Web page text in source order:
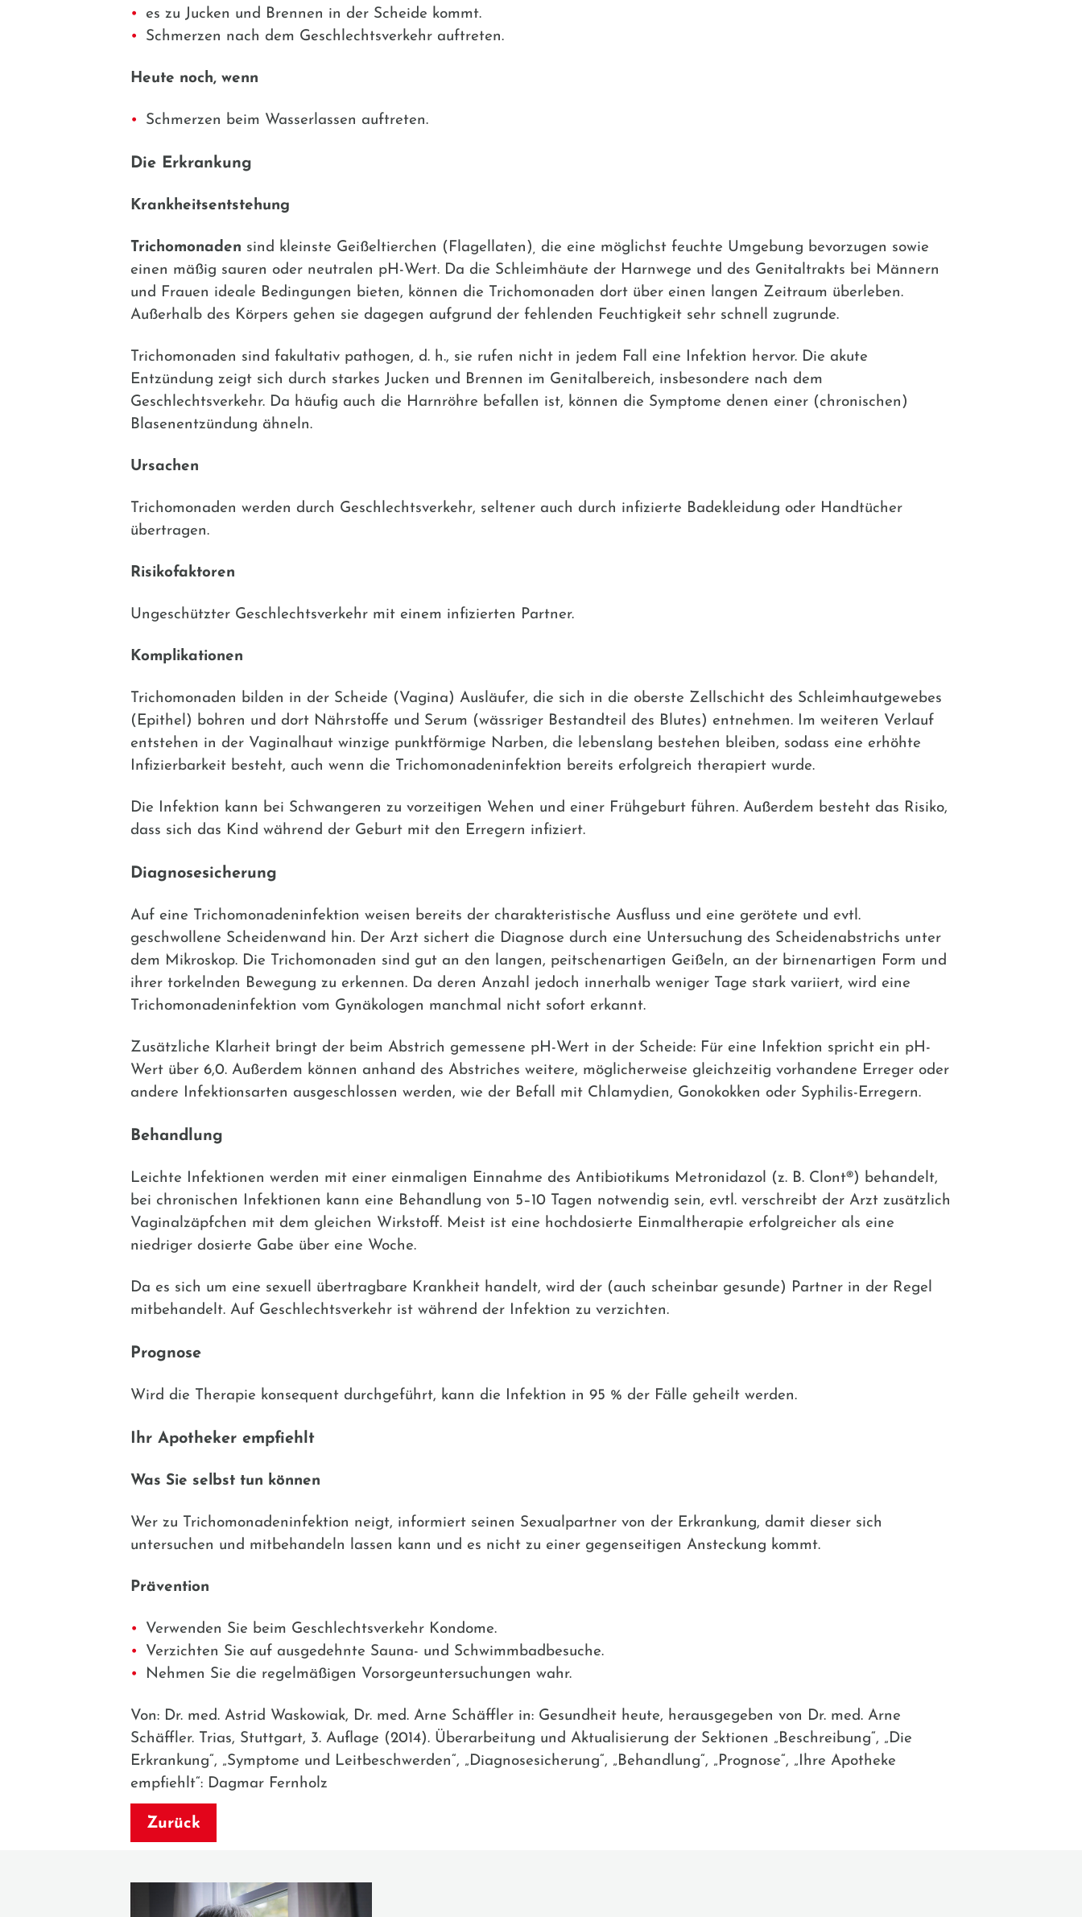
es zu Jucken und Brennen in der Scheide kommt.
Schmerzen nach dem Geschlechtsverkehr auftreten.
Heute noch, wenn
Schmerzen beim Wasserlassen auftreten.
Die Erkrankung
Krankheitsentstehung
Trichomonaden sind kleinste Geißeltierchen (Flagellaten)
die eine möglichst feuchte Umgebung bevorzugen sowie
einen mäßig sauren oder neutralen pH-Wert. Da die Schleimhäute der Harnwege und des Genitaltrakts bei Männern
und Frauen ideale Bedingungen bieten, können die Trichomonaden dort über einen langen Zeitraum überleben.
Außerhalb des Körpers gehen sie dagegen aufgrund der fehlenden Feuchtigkeit sehr schnell zugrunde.
Trichomonaden sind fakultativ pathogen, d. h., sie rufen nicht in jedem Fall eine Infektion hervor. Die akute
Entzündung zeigt sich durch starkes Jucken und Brennen im Genitalbereich, insbesondere nach dem
Geschlechtsverkehr. Da häufig auch die Harnröhre befallen ist, können die Symptome denen einer (chronischen)
Blasenentzündung ähneln.
Ursachen
Trichomonaden werden durch Geschlechtsverkehr, seltener auch durch infizierte Badekleidung oder Handtücher
übertragen.
Risikofaktoren
Ungeschützter Geschlechtsverkehr mit einem infizierten Partner.
Komplikationen
Trichomonaden bilden in der Scheide (Vagina) Ausläufer, die sich in die oberste Zellschicht des Schleimhautgewebes
(Epithel) bohren und dort Nährstoffe und Serum (wässriger Bestandteil des Blutes) entnehmen. Im weiteren Verlauf
entstehen in der Vaginalhaut winzige punktförmige Narben, die lebenslang bestehen bleiben, sodass eine erhöhte
Infizierbarkeit besteht, auch wenn die Trichomonadeninfektion bereits erfolgreich therapiert wurde.
Die Infektion kann bei Schwangeren zu vorzeitigen Wehen und einer Frühgeburt führen. Außerdem besteht das Risiko,
dass sich das Kind während der Geburt mit den Erregern infiziert.
Diagnosesicherung
Auf eine Trichomonadeninfektion weisen bereits der charakteristische Ausfluss und eine gerötete und evtl.
geschwollene Scheidenwand hin. Der Arzt sichert die Diagnose durch eine Untersuchung des Scheidenabstrichs unter
dem Mikroskop. Die Trichomonaden sind gut an den langen, peitschenartigen Geißeln, an der birnenartigen Form und
ihrer torkelnden Bewegung zu erkennen. Da deren Anzahl jedoch innerhalb weniger Tage stark variiert, wird eine
Trichomonadeninfektion vom Gynäkologen manchmal nicht sofort erkannt.
Zusätzliche Klarheit bringt der beim Abstrich gemessene pH-Wert in der Scheide: Für eine Infektion spricht ein pH-
Wert über 6,0. Außerdem können anhand des Abstriches weitere, möglicherweise gleichzeitig vorhandene Erreger oder
andere Infektionsarten ausgeschlossen werden, wie der Befall mit Chlamydien, Gonokokken oder Syphilis-Erregern.
Behandlung
Leichte Infektionen werden mit einer einmaligen Einnahme des Antibiotikums Metronidazol (z. B. Clont®) behandelt,
bei chronischen Infektionen kann eine Behandlung von 5–10 Tagen notwendig sein, evtl. verschreibt der Arzt zusätzlich
Vaginalzäpfchen mit dem gleichen Wirkstoff. Meist ist eine hochdosierte Einmaltherapie erfolgreicher als eine
niedriger dosierte Gabe über eine Woche.
Da es sich um eine sexuell übertragbare Krankheit handelt, wird der (auch scheinbar gesunde) Partner in der Regel
mitbehandelt. Auf Geschlechtsverkehr ist während der Infektion zu verzichten.
Prognose
Wird die Therapie konsequent durchgeführt, kann die Infektion in 95 % der Fälle geheilt werden.
Ihr Apotheker empfiehlt
Was Sie selbst tun können
Wer zu Trichomonadeninfektion neigt, informiert seinen Sexualpartner von der Erkrankung, damit dieser sich
untersuchen und mitbehandeln lassen kann und es nicht zu einer gegenseitigen Ansteckung kommt.
Prävention
Verwenden Sie beim Geschlechtsverkehr Kondome.
Verzichten Sie auf ausgedehnte Sauna- und Schwimmbadbesuche.
Nehmen Sie die regelmäßigen Vorsorgeuntersuchungen wahr.
Von: Dr. med. Astrid Waskowiak, Dr. med. Arne Schäffler in: Gesundheit heute, herausgegeben von Dr. med. Arne
Schäffler. Trias, Stuttgart, 3. Auflage (2014). Überarbeitung und Aktualisierung der Sektionen „Beschreibung“, „Die
Erkrankung“, „Symptome und Leitbeschwerden“, „Diagnosesicherung“, „Behandlung“, „Prognose“, „Ihre Apotheke
empfiehlt“: Dagmar Fernholz
Zurück